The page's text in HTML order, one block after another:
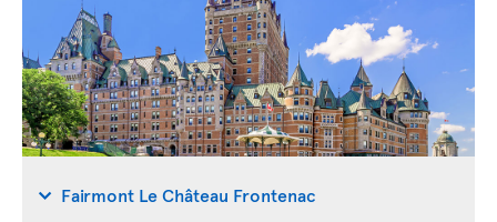
Fairmont Le Château Frontenac